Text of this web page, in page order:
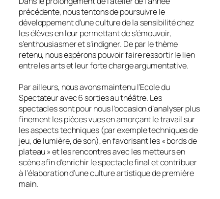
précédente, nous tentons de poursuivre le
développement d’une culture de la sensibilité chez
les élèves en leur permettant de s’émouvoir,
s’enthousiasmer et s’indigner. De par le thème
retenu, nous espérons pouvoir faire ressortir le lien
entre les arts et leur forte charge argumentative.
Par ailleurs, nous avons maintenu l’Ecole du
Spectateur avec 6 sorties au théâtre. Les
spectacles sont pour nous l’occasion d’analyser plus
finement les pièces vues en amorçant le travail sur
les aspects techniques (par exemple techniques de
jeu, de lumière, de son), en favorisant les « bords de
plateau » et les rencontres avec les metteurs en
scène afin d’enrichir le spectacle final et contribuer
à l’élaboration d’une culture artistique de première
main.